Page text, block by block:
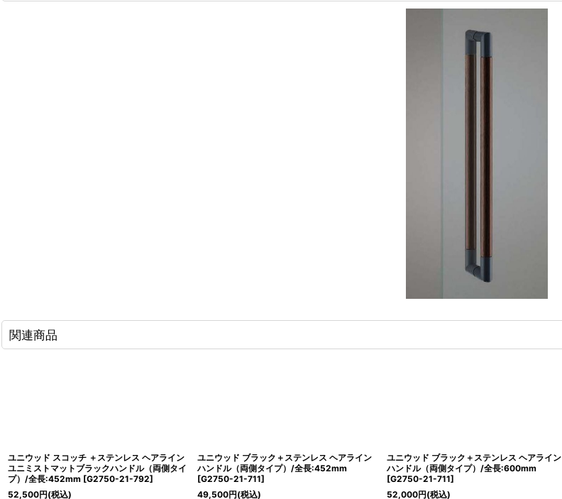
関連商品
ユニウッド スコッチ ＋ステンレス ヘアライン
ユニミストマットブラックハンドル（両側タイ
プ）/全長:452mm [G2750-21-792]
52,500円(税込)
ユニウッド ブラック＋ステンレス ヘアライン
ハンドル（両側タイプ）/全長:452mm
[G2750-21-711]
49,500円(税込)
ユニウッド ブラック＋ステンレス ヘアライン
ハンドル（両側タイプ）/全長:600mm
[G2750-21-711]
52,000円(税込)